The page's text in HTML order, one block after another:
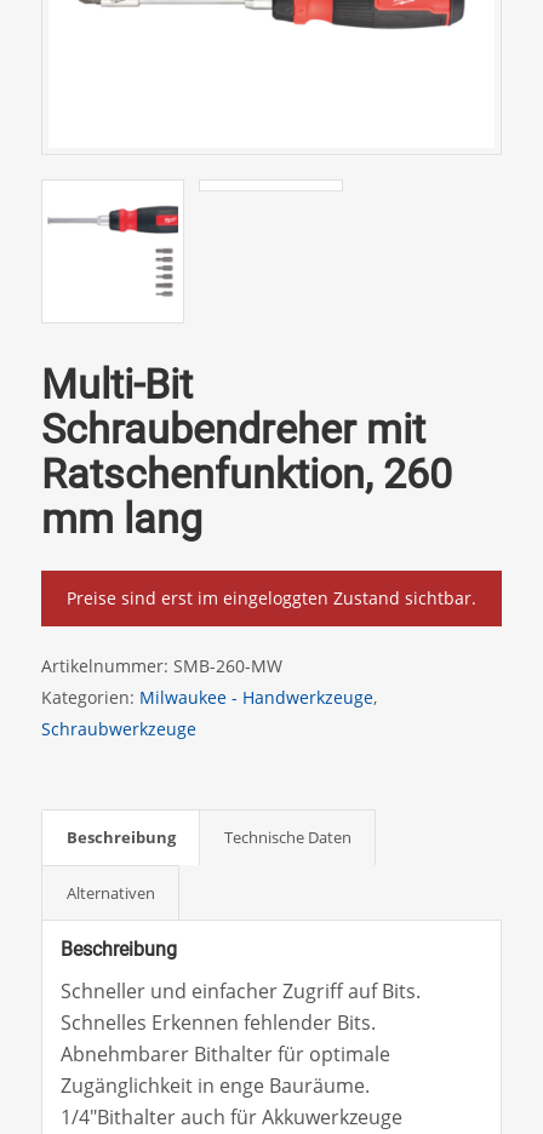
Multi-Bit
Schraubendreher mit
Ratschenfunktion, 260
mm lang
Preise sind erst im eingeloggten Zustand sichtbar.
Artikelnummer: SMB-260-MW
Kategorien: Milwaukee - Handwerkzeuge,
Schraubwerkzeuge
Beschreibung Technische Daten
Alternativen
Beschreibung
Schneller und einfacher Zugriff auf Bits.
Schnelles Erkennen fehlender Bits.
Abnehmbarer Bithalter für optimale
Zugänglichkeit in enge Bauräume.
1/4″Bithalter auch für Akkuwerkzeuge